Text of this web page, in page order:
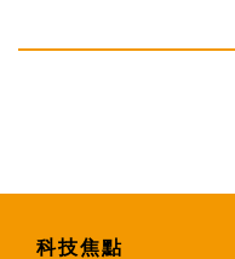
科技焦點